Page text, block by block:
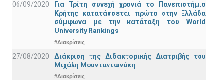
06/09/2020
Για Τρίτη συνεχή χρονιά το Πανεπιστήμιο
Κρήτης κατατάσσεται πρώτο στην Ελλάδα
σύμφωνα με την κατάταξη του World
University Rankings
#Διακρίσεις
27/08/2020
Διάκριση της Διδακτορικής Διατριβής του
Μιχάλη Μουνταντωνάκη
#Διακρίσεις